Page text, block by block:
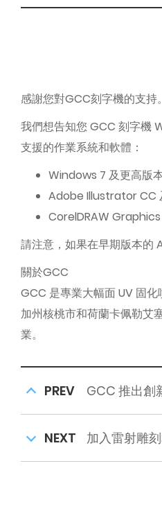
感謝您對GCC刻字機的支持。
我們想告知您 GCC 刻字機
支援的作業系統和軟體：
Windows 7 及更高版
Adobe Illustrator CC
CorelDRAW
請注意，如果在早期版本的
關於GCC
GCC 是專業大幅面 UV 固
加州核桃市和荷蘭卡佩勒艾
業。
PREV GCC 推出創
NEXT 加入雷射雕